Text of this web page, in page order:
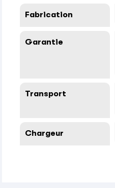
Fabrication
Garantie
Transport
Chargeur